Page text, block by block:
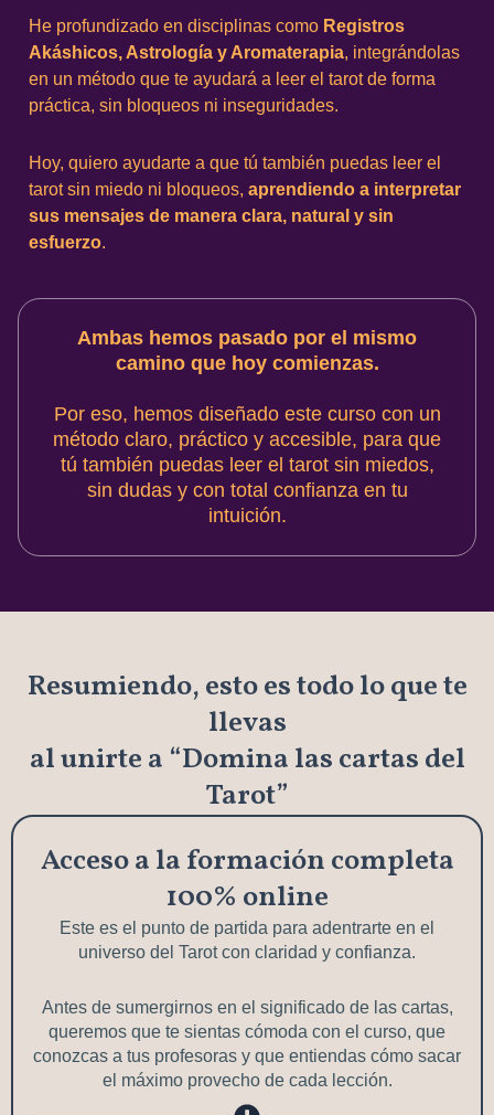
He profundizado en disciplinas como Registros
Akáshicos, Astrología y Aromaterapia, integrándolas
en un método que te ayudará a leer el tarot de forma
práctica, sin bloqueos ni inseguridades.
Hoy, quiero ayudarte a que tú también puedas leer el
tarot sin miedo ni bloqueos, aprendiendo a interpretar
sus mensajes de manera clara, natural y sin
esfuerzo.
Ambas hemos pasado por el mismo
camino que hoy comienzas.
Por eso, hemos diseñado este curso con un
método claro, práctico y accesible, para que
tú también puedas leer el tarot sin miedos,
sin dudas y con total confianza en tu
intuición.
Resumiendo, esto es todo lo que te
llevas
al unirte a “Domina las cartas del
Tarot”
Acceso a la formación completa
100% online
Este es el punto de partida para adentrarte en el
universo del Tarot con claridad y confianza.
Antes de sumergirnos en el significado de las cartas,
queremos que te sientas cómoda con el curso, que
conozcas a tus profesoras y que entiendas cómo sacar
el máximo provecho de cada lección.